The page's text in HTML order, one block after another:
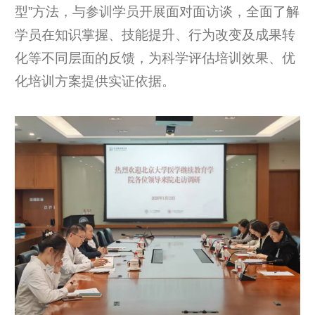
型”方法，与参训学员开展面对面访谈，全面了解
学员在知识掌握、技能提升、行为改变及成果转
化等不同层面的反馈，为科学评估培训效果、优
化培训方案提供实证依据。